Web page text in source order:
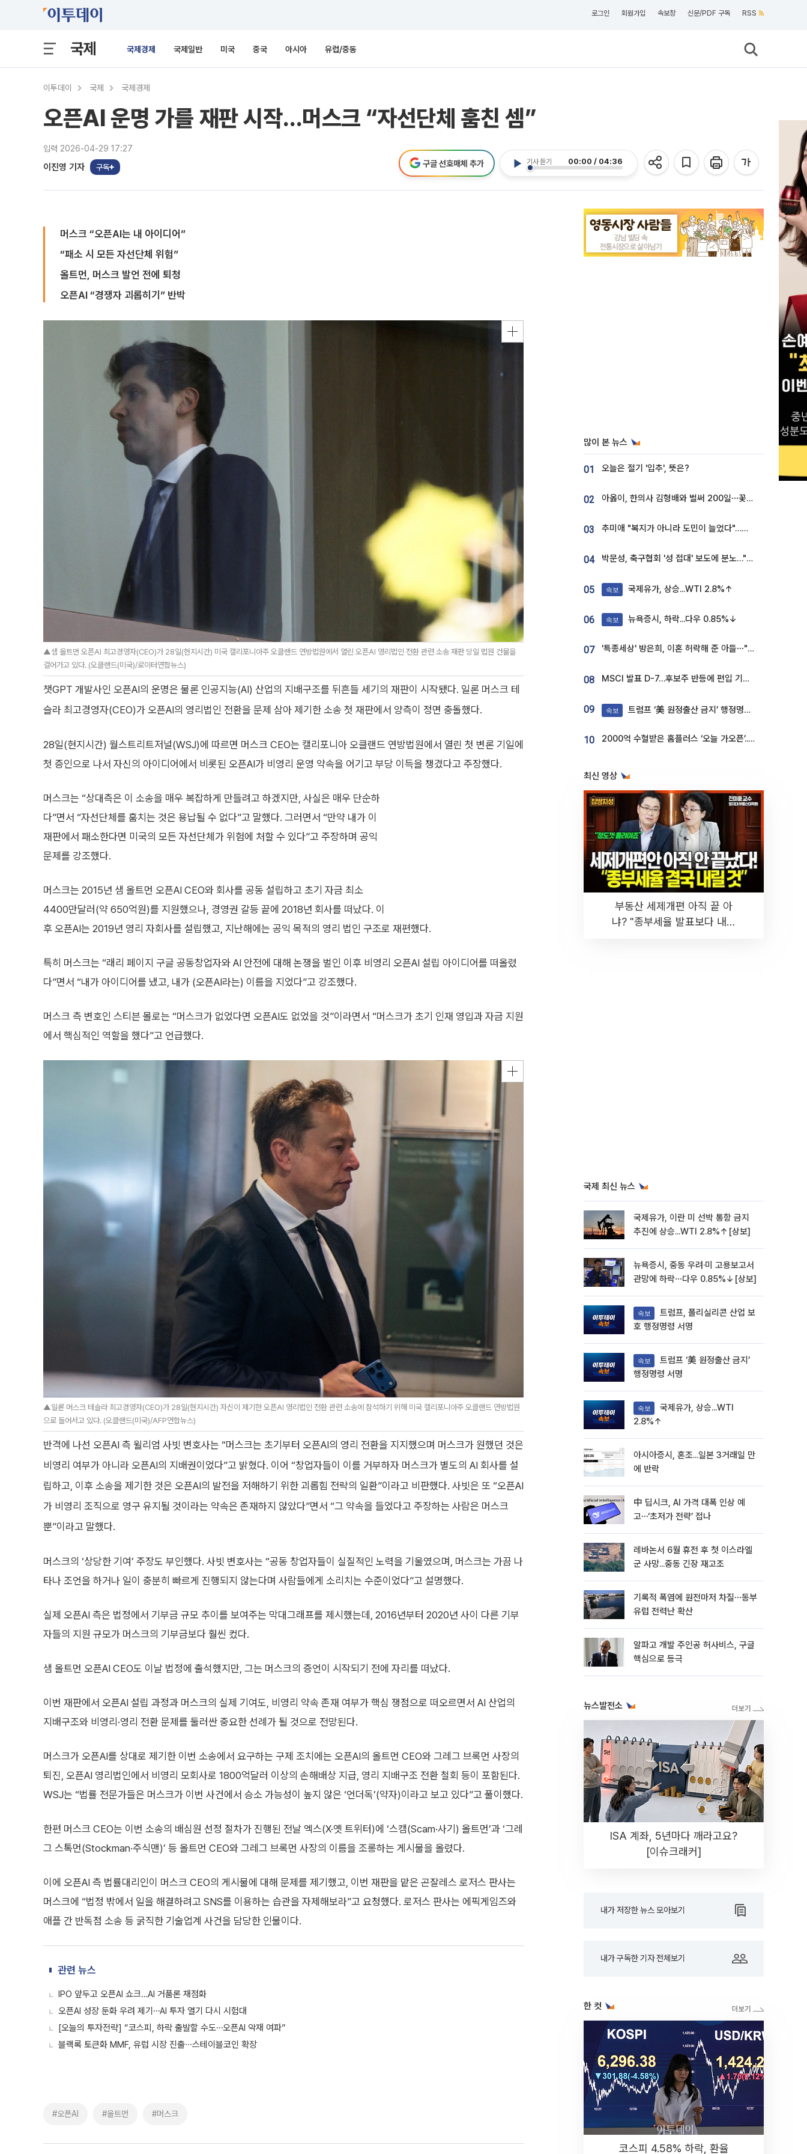
로그인 회원가입 속보창 신문/PDF 구독 RSS
국제 국제경제 국제일반 미국 중국 아시아 유럽/중동
이투데이 국제 국제경제
오픈AI 운명 가를 재판 시작…머스크 “자선단체 훔친 셈”
입력 2026-04-29 17:27
이진영 기자 구독
기사 듣기 00:00 / 04:36
구글 선호매체 추가
머스크 “오픈AI는 내 아이디어”
“패소 시 모든 자선단체 위험”
올트먼, 머스크 발언 전에 퇴청
오픈AI “경쟁자 괴롭히기” 반박
▲샘 올트먼 오픈AI 최고경영자(CEO)가 28일(현지시간) 미국 캘리포니아주 오클랜드 연방법원에서 열린 오픈AI 영리법인 전환 관련 소송 재판 당일 법원 건물을
걸어가고 있다. (오클랜드(미국)/로이터연합뉴스)
챗GPT 개발사인 오픈AI의 운명은 물론 인공지능(AI) 산업의 지배구조를 뒤흔들 세기의 재판이 시작됐다. 일론 머스크 테
슬라 최고경영자(CEO)가 오픈AI의 영리법인 전환을 문제 삼아 제기한 소송 첫 재판에서 양측이 정면 충돌했다.
28일(현지시간) 월스트리트저널(WSJ)에 따르면 머스크 CEO는 캘리포니아 오클랜드 연방법원에서 열린 첫 변론 기일에
첫 증인으로 나서 자신의 아이디어에서 비롯된 오픈AI가 비영리 운영 약속을 어기고 부당 이득을 챙겼다고 주장했다.
머스크는 “상대측은 이 소송을 매우 복잡하게 만들려고 하겠지만, 사실은 매우 단순하
다”면서 “자선단체를 훔치는 것은 용납될 수 없다”고 말했다. 그러면서 “만약 내가 이
재판에서 패소한다면 미국의 모든 자선단체가 위험에 처할 수 있다”고 주장하며 공익
문제를 강조했다.
머스크는 2015년 샘 올트먼 오픈AI CEO와 회사를 공동 설립하고 초기 자금 최소
4400만달러(약 650억원)를 지원했으나, 경영권 갈등 끝에 2018년 회사를 떠났다. 이
후 오픈AI는 2019년 영리 자회사를 설립했고, 지난해에는 공익 목적의 영리 법인 구조로 재편했다.
특히 머스크는 “래리 페이지 구글 공동창업자와 AI 안전에 대해 논쟁을 벌인 이후 비영리 오픈AI 설립 아이디어를 떠올렸
다”면서 “내가 아이디어를 냈고, 내가 (오픈AI라는) 이름을 지었다”고 강조했다.
머스크 측 변호인 스티븐 몰로는 “머스크가 없었다면 오픈AI도 없었을 것”이라면서 “머스크가 초기 인재 영입과 자금 지원
에서 핵심적인 역할을 했다”고 언급했다.
▲일론 머스크 테슬라 최고경영자(CEO)가 28일(현지시간) 자신이 제기한 오픈AI 영리법인 전환 관련 소송에 참석하기 위해 미국 캘리포니아주 오클랜드 연방법원
으로 들어서고 있다. (오클랜드(미국)/AFP연합뉴스)
반격에 나선 오픈AI 측 윌리엄 사빗 변호사는 “머스크는 초기부터 오픈AI의 영리 전환을 지지했으며 머스크가 원했던 것은
비영리 여부가 아니라 오픈AI의 지배권이었다”고 밝혔다. 이어 “창업자들이 이를 거부하자 머스크가 별도의 AI 회사를 설
립하고, 이후 소송을 제기한 것은 오픈AI의 발전을 저해하기 위한 괴롭힘 전략의 일환”이라고 비판했다. 사빗은 또 “오픈AI
가 비영리 조직으로 영구 유지될 것이라는 약속은 존재하지 않았다”면서 “그 약속을 들었다고 주장하는 사람은 머스크
뿐”이라고 말했다.
머스크의 ‘상당한 기여’ 주장도 부인했다. 사빗 변호사는 “공동 창업자들이 실질적인 노력을 기울였으며, 머스크는 가끔 나
타나 조언을 하거나 일이 충분히 빠르게 진행되지 않는다며 사람들에게 소리치는 수준이었다”고 설명했다.
실제 오픈AI 측은 법정에서 기부금 규모 추이를 보여주는 막대그래프를 제시했는데, 2016년부터 2020년 사이 다른 기부
자들의 지원 규모가 머스크의 기부금보다 훨씬 컸다.
샘 올트먼 오픈AI CEO도 이날 법정에 출석했지만, 그는 머스크의 증언이 시작되기 전에 자리를 떠났다.
이번 재판에서 오픈AI 설립 과정과 머스크의 실제 기여도, 비영리 약속 존재 여부가 핵심 쟁점으로 떠오르면서 AI 산업의
지배구조와 비영리·영리 전환 문제를 둘러싼 중요한 선례가 될 것으로 전망된다.
머스크가 오픈AI를 상대로 제기한 이번 소송에서 요구하는 구제 조치에는 오픈AI의 올트먼 CEO와 그레그 브록먼 사장의
퇴진, 오픈AI 영리법인에서 비영리 모회사로 1800억달러 이상의 손해배상 지급, 영리 지배구조 전환 철회 등이 포함된다.
WSJ는 “법률 전문가들은 머스크가 이번 사건에서 승소 가능성이 높지 않은 ‘언더독’(약자)이라고 보고 있다”고 풀이했다.
한편 머스크 CEO는 이번 소송의 배심원 선정 절차가 진행된 전날 엑스(X·옛 트위터)에 ‘스캠(Scam·사기) 올트먼’과 ‘그레
그 스톡먼(Stockman·주식맨)’ 등 올트먼 CEO와 그레그 브록먼 사장의 이름을 조롱하는 게시물을 올렸다.
이에 오픈AI 측 법률대리인이 머스크 CEO의 게시물에 대해 문제를 제기했고, 이번 재판을 맡은 곤잘레스 로저스 판사는
머스크에 “법정 밖에서 일을 해결하려고 SNS를 이용하는 습관을 자제해보라”고 요청했다. 로저스 판사는 에픽게임즈와
애플 간 반독점 소송 등 굵직한 기술업계 사건을 담당한 인물이다.
관련 뉴스
IPO 앞두고 오픈AI 쇼크…AI 거품론 재점화
오픈AI 성장 둔화 우려 제기⋯AI 투자 열기 다시 시험대
[오늘의 투자전략] “코스피, 하락 출발할 수도⋯오픈AI 악재 여파”
블랙록 토큰화 MMF, 유럽 시장 진출∙∙∙스테이블코인 확장
#오픈AI #올트먼 #머스크
많이 본 뉴스
01 오늘은 절기 '입추', 뜻은?
02 아옳이, 한의사 김형배와 벌써 200일⋯꽃다발 들고 "프러포즈 아냐"
03 추미애 "복지가 아니라 도민이 늘었다"…재정난 책임론 정면돌파
04 박문성, 축구협회 '성 접대' 보도에 분노…"다 말아먹으려고 작정했나"
05 속보 국제유가, 상승...WTI 2.8%↑
06 속보 뉴욕증시, 하락...다우 0.85%↓
07 '특종세상' 방은희, 이혼 허락해 준 아들⋯"너무 잘 커줬다" 오열
08 MSCI 발표 D-7…후보주 반등에 편입 기대 재점화
09 속보 트럼프 ‘美 원정출산 금지’ 행정명령 서명
10 2000억 수혈받은 홈플러스 ‘오늘 가오픈’...13일 정식 개장 시험대
최신 영상
부동산 세제개편 아직 끝 아
냐? "종부세율 발표보다 내릴
국제 최신 뉴스
국제유가, 이란 미 선박 통항 금지
추진에 상승...WTI 2.8%↑[상보]
뉴욕증시, 중동 우려·미 고용보고서
관망에 하락⋯다우 0.85%↓[상보]
속보
호 행정명령 서명
속보
행정명령 서명
속보
2.8%↑
아시아증시, 혼조...일본 3거래일 만
에 반락
中 딥시크, AI 가격 대폭 인상 예
고⋯‘초저가 전략’ 접나
레바논서 6월 휴전 후 첫 이스라엘
군 사망...중동 긴장 재고조
기록적 폭염에 원전마저 차질⋯동부
유럽 전력난 확산
알파고 개발 주인공 허사비스, 구글
핵심으로 등극
뉴스발전소
ISA 계좌, 5년마다 깨라고요?
[이슈크래커]
내가 저장한 뉴스 모아보기
내가 구독한 기자 전체보기
한 컷
코스피 4.58% 하락, 환율